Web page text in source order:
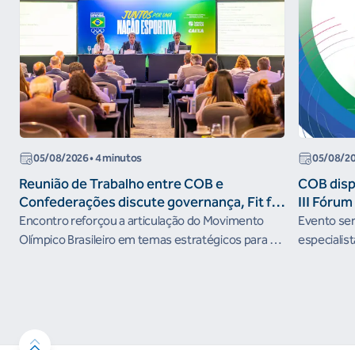
05/08/2026• 4 minutos
Reunião de Trabalho entre COB e
Confederações discute governança, Fit for
the Future e presença do Brasil em
organismos internacionais
Encontro reforçou a articulação do Movimento
Olímpico Brasileiro em temas estratégicos para os
05/08/
COB
III
Evento